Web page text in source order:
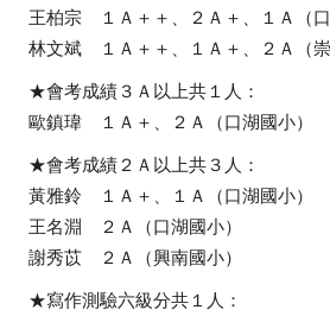
行
處
校
園
王柏宗 １Ａ＋＋、２Ａ＋、１Ａ（口
林文斌 １Ａ＋＋、１Ａ＋、２Ａ（崇
★會考成績３Ａ以上共１人：
歐鎮瑋 １Ａ＋、２Ａ（口湖國小）
★會考成績２Ａ以上共３人：
黃雅鈴 １Ａ＋、１Ａ（口湖國小）
王名淵 ２Ａ（口湖國小）
謝秀苡 ２Ａ（興南國小）
★寫作測驗六級分共１人：